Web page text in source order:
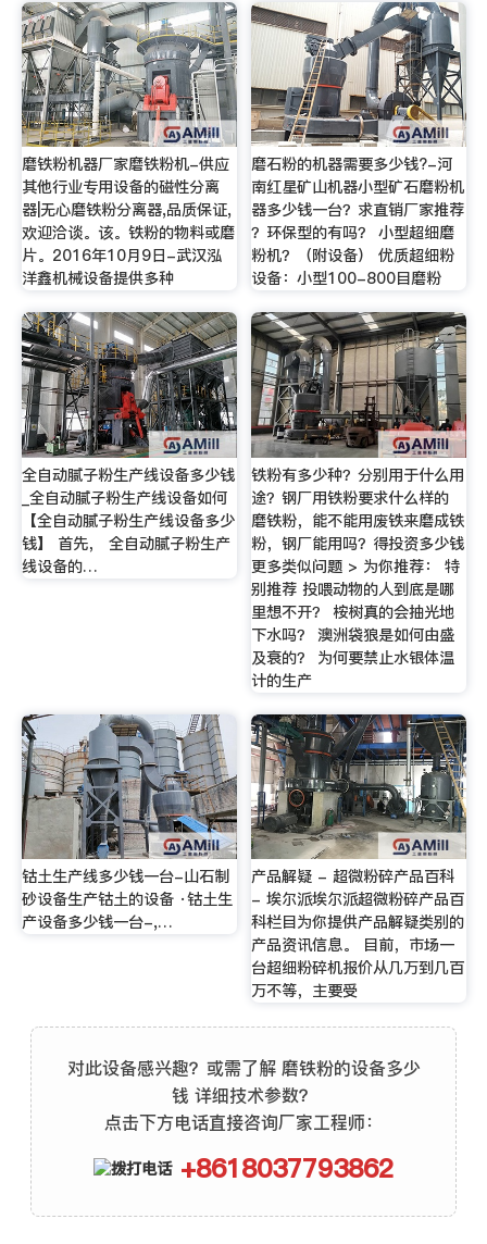
磨铁粉机器厂家磨铁粉机-供应
其他行业专用设备的磁性分离
器|无心磨铁粉分离器,品质保证,
欢迎洽谈。该。铁粉的物料或磨
片。2016年10月9日-武汉泓
洋鑫机械设备提供多种
磨石粉的机器需要多少钱?-河
南红星矿山机器小型矿石磨粉机
器多少钱一台？求直销厂家推荐
？环保型的有吗？ 小型超细磨
粉机？（附设备） 优质超细粉
设备：小型100-800目磨粉
全自动腻子粉生产线设备多少钱
_全自动腻子粉生产线设备如何
【全自动腻子粉生产线设备多少
钱】 首先， 全自动腻子粉生产
线设备的…
铁粉有多少种？分别用于什么用
途？钢厂用铁粉要求什么样的
磨铁粉，能不能用废铁来磨成铁
粉，钢厂能用吗？得投资多少钱
更多类似问题 > 为你推荐： 特
别推荐 投喂动物的人到底是哪
里想不开？ 桉树真的会抽光地
下水吗？ 澳洲袋狼是如何由盛
及衰的？ 为何要禁止水银体温
计的生产
钴土生产线多少钱一台-山石制
砂设备生产钴土的设备 ·钴土生
产设备多少钱一台-,…
产品解疑 - 超微粉碎产品百科
- 埃尔派埃尔派超微粉碎产品百
科栏目为你提供产品解疑类别的
产品资讯信息。 目前，市场一
台超细粉碎机报价从几万到几百
万不等，主要受
对此设备感兴趣？或需了解 磨铁粉的设备多少
钱 详细技术参数？
点击下方电话直接咨询厂家工程师：
+8618037793862